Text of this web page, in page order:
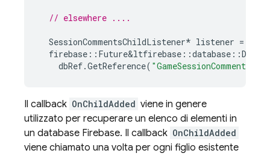
// elsewhere ....
SessionCommentsChildListener* listener =
firebase :: Future&ltfirebase ::database ::
dbRef.GetReference( "GameSessionComments"
Il callback OnChildAdded viene in genere
utilizzato per recuperare un elenco di elementi in
un database Firebase. Il callback OnChildAdded
viene chiamato una volta per ogni figlio esistente